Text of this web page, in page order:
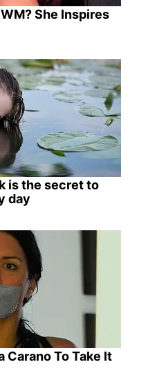
She Inspires
is the secret to
day
Carano To Take It